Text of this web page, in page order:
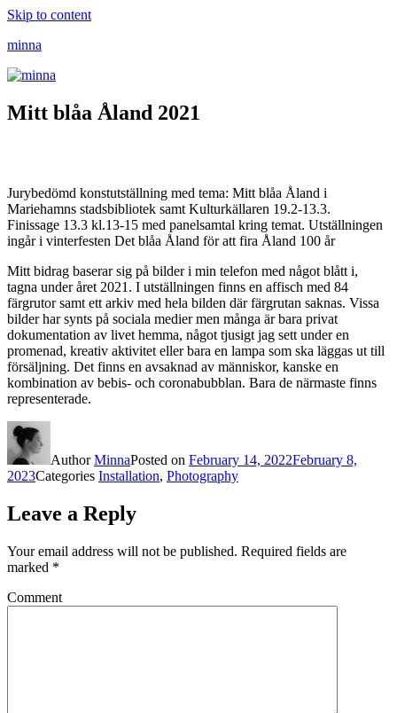
Skip to content
minna
Mitt blåa Åland 2021
Jurybedömd konstutställning med tema: Mitt blåa Åland i
Mariehamns stadsbibliotek samt Kulturkällaren 19.2-13.3.
Finissage 13.3 kl.13-15 med panelsamtal kring temat. Utställningen
ingår i vinterfesten Det blåa Åland för att fira Åland 100 år
Mitt bidrag baserar sig på bilder i min telefon med något blått i,
tagna under året 2021. I utställningen finns en affisch med 84
färgrutor samt ett arkiv med hela bilden där färgrutan saknas. Vissa
bilder har synts på sociala medier men många är bara privat
dokumentation av livet hemma, något tjusigt jag sett under en
promenad, kreativ aktivitet eller bara en lampa som ska läggas ut till
försäljning. Det finns en avsaknad av människor, kanske en
kombination av bebis- och coronabubblan. Bara de närmaste finns
representerade.
AuthorMinnaPosted on February 14, 2022February 8,
2023Categories Installation, Photography
Leave a Reply
Your email address will not be published. Required fields are
marked *
Comment